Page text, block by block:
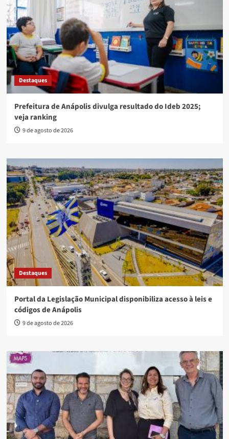
Destaques
Prefeitura de Anápolis divulga resultado do Ideb 2025;
veja ranking
9 de agosto de 2026
Destaques
Portal da Legislação Municipal disponibiliza acesso à leis e
códigos de Anápolis
9 de agosto de 2026